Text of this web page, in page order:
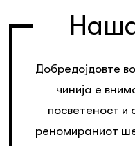
Добредојдовте
чинија е
посветеност и
реномираниот